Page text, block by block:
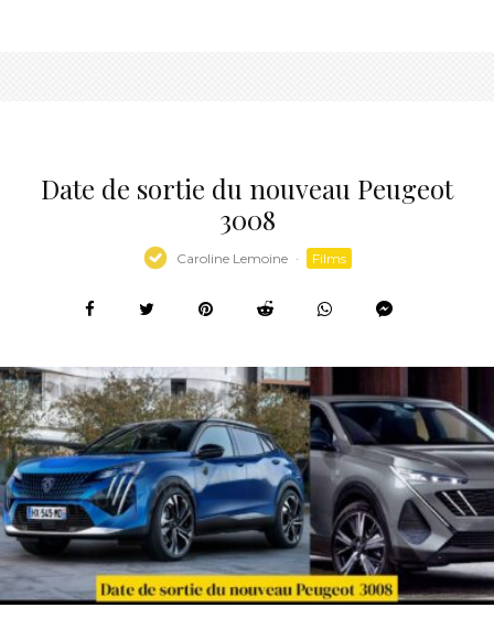
Date de sortie du nouveau Peugeot
3008
Caroline Lemoine · Films